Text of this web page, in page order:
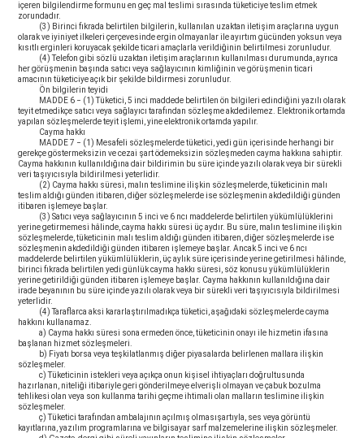
içeren bilgilendirme formunu en geç mal teslimi sırasında tüketiciye teslim etmek
zorundadır.
(3) Birinci fıkrada belirtilen bilgilerin, kullanılan uzaktan iletişim araçlarına uygun
olarak ve iyiniyet ilkeleri çerçevesinde ergin olmayanlar ile ayırtım gücünden yoksun veya
kısıtlı erginleri koruyacak şekilde ticari amaçlarla verildiğinin belirtilmesi zorunludur.
(4) Telefon gibi sözlü uzaktan iletişim araçlarının kullanılması durumunda, ayrıca
her görüşmenin başında satıcı veya sağlayıcının kimliğinin ve görüşmenin ticari
amacının tüketiciye açık bir şekilde bildirmesi zorunludur.
Ön bilgilerin teyidi
MADDE 6 − (1) Tüketici, 5 inci maddede belirtilen ön bilgileri edindiğini yazılı olarak
teyit etmedikçe satıcı veya sağlayıcı tarafından sözleşme akdedilemez. Elektronik ortamda
yapılan sözleşmelerde teyit işlemi, yine elektronik ortamda yapılır.
Cayma hakkı
MADDE 7 − (1) Mesafeli sözleşmelerde tüketici, yedi gün içerisinde herhangi bir
gerekçe göstermeksizin ve cezai şart ödemeksizin sözleşmeden cayma hakkına sahiptir.
Cayma hakkının kullanıldığına dair bildirimin bu süre içinde yazılı olarak veya bir sürekli
veri taşıyıcısıyla bildirilmesi yeterlidir.
(2) Cayma hakkı süresi, malın teslimine ilişkin sözleşmelerde, tüketicinin malı
teslim aldığı günden itibaren, diğer sözleşmelerde ise sözleşmenin akdedildiği günden
itibaren işlemeye başlar.
(3) Satıcı veya sağlayıcının 5 inci ve 6 ncı maddelerde belirtilen yükümlülüklerini
yerine getirmemesi hâlinde, cayma hakkı süresi üç aydır. Bu süre, malın teslimine ilişkin
sözleşmelerde, tüketicinin malı teslim aldığı günden itibaren, diğer sözleşmelerde ise
sözleşmenin akdedildiği günden itibaren işlemeye başlar. Ancak 5 inci ve 6 ncı
maddelerde belirtilen yükümlülüklerin, üç aylık süre içerisinde yerine getirilmesi hâlinde,
birinci fıkrada belirtilen yedi günlük cayma hakkı süresi, söz konusu yükümlülüklerin
yerine getirildiği günden itibaren işlemeye başlar. Cayma hakkının kullanıldığına dair
irade beyanının bu süre içinde yazılı olarak veya bir sürekli veri taşıyıcısıyla bildirilmesi
yeterlidir.
(4) Taraflarca aksi kararlaştırılmadıkça tüketici, aşağıdaki sözleşmelerde cayma
hakkını kullanamaz.
a) Cayma hakkı süresi sona ermeden önce, tüketicinin onayı ile hizmetin ifasına
başlanan hizmet sözleşmeleri.
b) Fiyatı borsa veya teşkilatlanmış diğer piyasalarda belirlenen mallara ilişkin
sözleşmeler.
c) Tüketicinin istekleri veya açıkça onun kişisel ihtiyaçları doğrultusunda
hazırlanan, niteliği itibariyle geri gönderilmeye elverişli olmayan ve çabuk bozulma
tehlikesi olan veya son kullanma tarihi geçme ihtimali olan malların teslimine ilişkin
sözleşmeler.
ç) Tüketici tarafından ambalajının açılmış olmasışartıyla, ses veya görüntü
kayıtlarına, yazılım programlarına ve bilgisayar sarf malzemelerine ilişkin sözleşmeler.